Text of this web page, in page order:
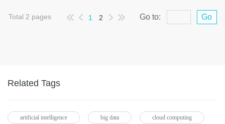
Total 2 pages 1 2 Go to: Go
Related Tags
artificial intelligence big data cloud computing